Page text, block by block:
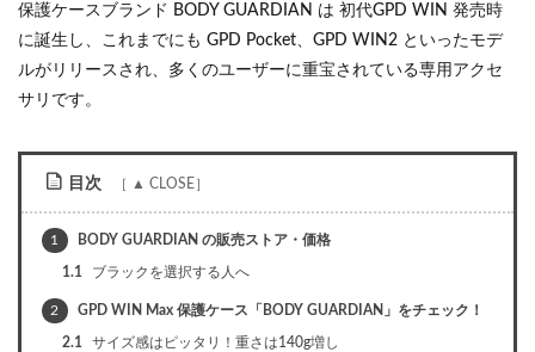
保護ケースブランド BODY GUARDIAN は 初代GPD WIN 発売時
に誕生し、これまでにも GPD Pocket、GPD WIN2 といったモデ
ルがリリースされ、多くのユーザーに重宝されている専用アクセ
サリです。
目次
1 BODY GUARDIAN の販売ストア・価格
1.1 ブラックを選択する人へ
2 GPD WIN Max 保護ケース「BODY GUARDIAN」をチェック！
2.1 サイズ感はピッタリ！重さは140g増し